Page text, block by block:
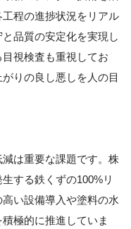
程の進捗状況をリアル
品質の安定化を実現し
視検査も重視してお
りの良し悪しを人の目
は重要な課題です。株
する鉄くずの100%リ
い設備導入や塗料の水
極的に推進していま